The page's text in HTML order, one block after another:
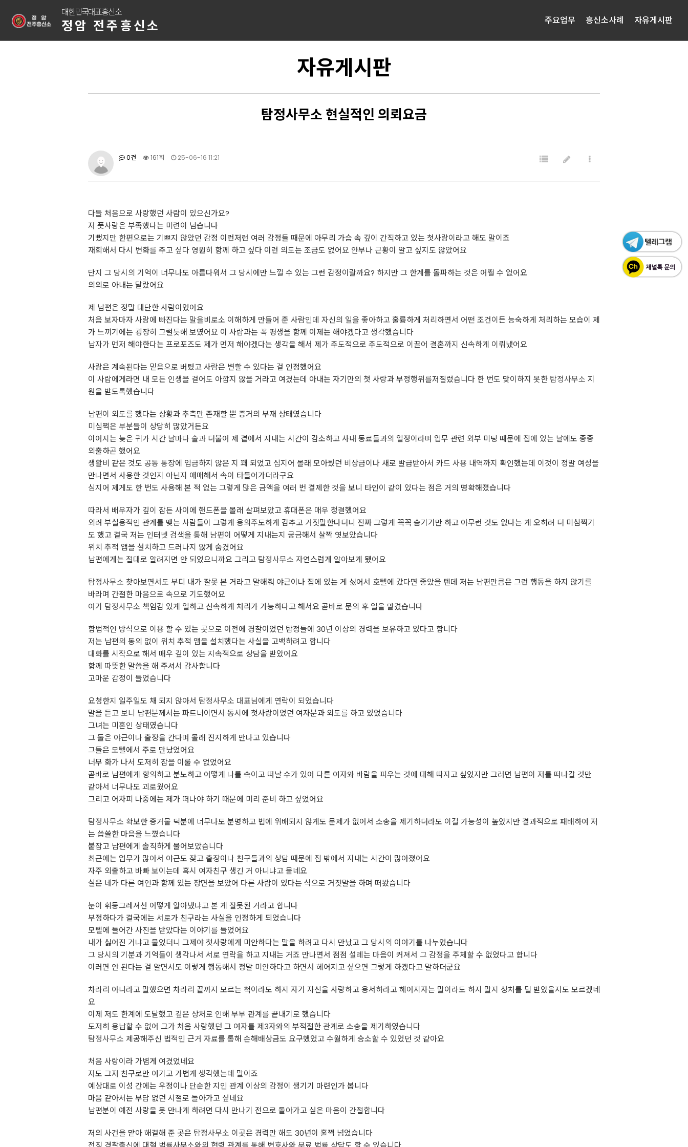
대한민국대표흥신소
정암 전주흥신소 주요업무 흥신소사례 자유게시판
자유게시판
탐정사무소 현실적인 의뢰요금
0건 161회 25-06-16 11:21
다들 처음으로 사랑했던 사람이 있으신가요?
저 풋사랑은 부족했다는 미련이 남습니다
기뻤지만 한편으로는 기쁘지 않았던 감정 이런저런 여러 감정들 때문에 아무리 가슴 속 깊이 간직하고 있는 첫사랑이라고 해도 말이죠
재회해서 다시 변화를 주고 싶다 영원히 함께 하고 싶다 이런 의도는 조금도 없어요 안부나 근황이 알고 싶지도 않았어요
단지 그 당시의 기억이 너무나도 아름다워서 그 당시에만 느낄 수 있는 그런 감정이랄까요? 하지만 그 한계를 돌파하는 것은 어쩔 수 없어요
의외로 아내는 달랐어요
제 남편은 정말 대단한 사람이었어요
처음 보자마자 사랑에 빠진다는 말을비로소 이해하게 만들어 준 사람인데 자신의 일을 좋아하고 훌륭하게 처리하면서 어떤 조건이든 능숙하게 처리하는 모습이 제
가 느끼기에는 굉장히 그럴듯해 보였어요 이 사람과는 꼭 평생을 함께 이제는 해야겠다고 생각했습니다
남자가 먼저 해야한다는 프로포즈도 제가 먼저 해야겠다는 생각을 해서 제가 주도적으로 주도적으로 이끌어 결혼까지 신속하게 이뤄냈어요
사랑은 계속된다는 믿음으로 버텼고 사람은 변할 수 있다는 걸 인정했어요
이 사람에게라면 내 모든 인생을 걸어도 아깝지 않을 거라고 여겼는데 아내는 자기만의 첫 사랑과 부정행위를저질렀습니다 한 번도 맞이하지 못한 탐정사무소 지
원을 받도록했습니다
남편이 외도를 했다는 상황과 추측만 존재할 뿐 증거의 부재 상태였습니다
미심쩍은 부분들이 상당히 많았거든요
이어지는 늦은 귀가 시간 날마다 술과 더불어 제 곁에서 지내는 시간이 감소하고 사내 동료들과의 일정이라며 업무 관련 외부 미팅 때문에 집에 있는 날에도 종종
외출하곤 했어요
생활비 같은 것도 공동 통장에 입금하지 않은 지 꽤 되었고 심지어 몰래 모아뒀던 비상금이나 새로 발급받아서 카드 사용 내역까지 확인했는데 이것이 정말 여성을
만나면서 사용한 것인지 아닌지 애매해서 속이 타들어가더라구요
심지어 제게도 한 번도 사용해 본 적 없는 그렇게 많은 금액을 여러 번 결제한 것을 보니 타인이 같이 있다는 점은 거의 명확해졌습니다
따라서 배우자가 깊이 잠든 사이에 핸드폰을 몰래 살펴보았고 휴대폰은 매우 청결했어요
외려 부실용적인 관계를 맺는 사람들이 그렇게 용의주도하게 감추고 거짓말한다더니 진짜 그렇게 꼭꼭 숨기기만 하고 아무런 것도 없다는 게 오히려 더 미심쩍기
도 했고 결국 저는 인터넷 검색을 통해 남편이 어떻게 지내는지 궁금해서 살짝 엿보았습니다
위치 추적 앱을 설치하고 드러나지 않게 숨겼어요
남편에게는 절대로 알려지면 안 되었으니까요 그리고 탐정사무소 자연스럽게 알아보게 됐어요
탐정사무소 찾아보면서도 부디 내가 잘못 본 거라고 말해줘 야근이나 집에 있는 게 싫어서 호텔에 갔다면 좋았을 텐데 저는 남편만큼은 그런 행동을 하지 않기를
바라며 간절한 마음으로 속으로 기도했어요
여기 탐정사무소 책임감 있게 일하고 신속하게 처리가 가능하다고 해서요 곧바로 문의 후 일을 맡겼습니다
합법적인 방식으로 이용 할 수 있는 곳으로 이전에 경찰이었던 탐정들에 30년 이상의 경력을 보유하고 있다고 합니다
저는 남편의 동의 없이 위치 추적 앱을 설치했다는 사실을 고백하려고 합니다
대화를 시작으로 해서 매우 깊이 있는 지속적으로 상담을 받았어요
함께 따뜻한 말씀을 해 주셔서 감사합니다
고마운 감정이 들었습니다
요청한지 일주일도 채 되지 않아서 탐정사무소 대표님에게 연락이 되었습니다
말을 듣고 보니 남편분께서는 파트너이면서 동시에 첫사랑이었던 여자분과 외도를 하고 있었습니다
그녀는 미혼인 상태였습니다
그 둘은 야근이나 출장을 간다며 몰래 진지하게 만나고 있습니다
그들은 모텔에서 주로 만났었어요
너무 화가 나서 도저히 잠을 이룰 수 없었어요
곧바로 남편에게 항의하고 분노하고 어떻게 나를 속이고 떠날 수가 있어 다른 여자와 바람을 피우는 것에 대해 따지고 싶었지만 그러면 남편이 저를 떠나갈 것만
같아서 너무나도 괴로웠어요
그리고 어차피 나중에는 제가 떠나야 하기 때문에 미리 준비 하고 싶었어요
탐정사무소 확보한 증거물 덕분에 너무나도 분명하고 법에 위배되지 않게도 문제가 없어서 소송을 제기하더라도 이길 가능성이 높았지만 결과적으로 패배하여 저
는 씁쓸한 마음을 느꼈습니다
붙잡고 남편에게 솔직하게 물어보았습니다
최근에는 업무가 많아서 야근도 잦고 출장이나 친구들과의 상담 때문에 집 밖에서 지내는 시간이 많아졌어요
자주 외출하고 바빠 보이는데 혹시 여자친구 생긴 거 아니냐고 묻네요
실은 네가 다른 여인과 함께 있는 장면을 보았어 다른 사람이 있다는 식으로 거짓말을 하며 떠봤습니다
눈이 휘둥그레져선 어떻게 알아냈냐고 본 게 잘못된 거라고 합니다
부정하다가 결국에는 서로가 친구라는 사실을 인정하게 되었습니다
모텔에 들어간 사진을 받았다는 이야기를 들었어요
내가 싫어진 거냐고 물었더니 그제야 첫사랑에게 미안하다는 말을 하려고 다시 만났고 그 당시의 이야기를 나누었습니다
그 당시의 기분과 기억들이 생각나서 서로 연락을 하고 지내는 거죠 만나면서 점점 설레는 마음이 커져서 그 감정을 주체할 수 없었다고 합니다
이러면 안 된다는 걸 알면서도 이렇게 행동해서 정말 미안하다고 하면서 헤어지고 싶으면 그렇게 하겠다고 말하더군요
차라리 아니라고 말했으면 차라리 끝까지 모르는 척이라도 하지 자기 자신을 사랑하고 용서하라고 헤어지자는 말이라도 하지 말지 상처를 덜 받았을지도 모르겠네
요
이제 저도 한계에 도달했고 깊은 상처로 인해 부부 관계를 끝내기로 했습니다
도저히 용납할 수 없어 그가 처음 사랑했던 그 여자를 제3자와의 부적절한 관계로 소송을 제기하였습니다
탐정사무소 제공해주신 법적인 근거 자료를 통해 손해배상금도 요구했었고 수월하게 승소할 수 있었던 것 같아요
처음 사랑이라 가볍게 여겼었네요
저도 그저 친구로만 여기고 가볍게 생각했는데 말이죠
예상대로 이성 간에는 우정이나 단순한 지인 관계 이상의 감정이 생기기 마련인가 봅니다
마음 같아서는 부담 없던 시절로 돌아가고 싶네요
남편분이 예전 사랑을 못 만나게 하려면 다시 만나기 전으로 돌아가고 싶은 마음이 간절합니다
저의 사건을 맡아 해결해 준 곳은 탐정사무소 이곳은 경력만 해도 30년이 훌쩍 넘었습니다